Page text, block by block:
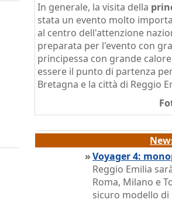
In generale, la visita della
stata un evento molto
al centro dell'attenzione
preparata per l'evento con
principessa con grande
essere il punto di partenza
Bretagna e la città di Reggio
»Voyager 4:
Reggio Emilia
Roma, Milano e
sicuro modello